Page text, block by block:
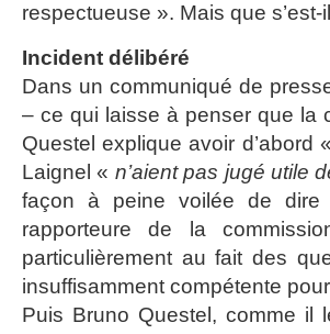
respectueuse ». Mais que s’est-
Incident délibéré
Dans un communiqué de
– ce qui laisse à penser que la
Questel explique avoir d’abord «
Laignel « n’aient pas jugé utile
façon à peine voilée de dire
rapporteure de la
particulièrement au fait des
insuffisamment compétente
Puis Bruno Questel, comme il